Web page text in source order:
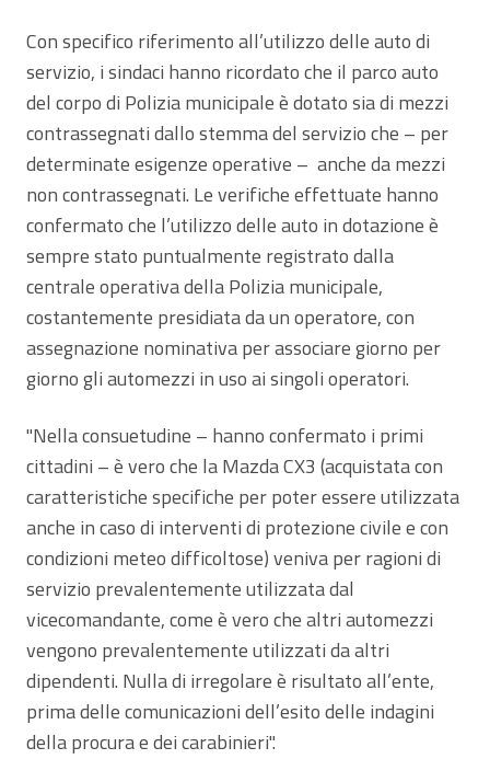
Con specifico riferimento all’utilizzo delle auto di
servizio, i sindaci hanno ricordato che il parco auto
del corpo di Polizia municipale è dotato sia di mezzi
contrassegnati dallo stemma del servizio che – per
determinate esigenze operative – anche da mezzi
non contrassegnati. Le verifiche effettuate hanno
confermato che l’utilizzo delle auto in dotazione è
sempre stato puntualmente registrato dalla
centrale operativa della Polizia municipale,
costantemente presidiata da un operatore, con
assegnazione nominativa per associare giorno per
giorno gli automezzi in uso ai singoli operatori.
"Nella consuetudine – hanno confermato i primi
cittadini – è vero che la Mazda CX3 (acquistata con
caratteristiche specifiche per poter essere utilizzata
anche in caso di interventi di protezione civile e con
condizioni meteo difficoltose) veniva per ragioni di
servizio prevalentemente utilizzata dal
vicecomandante, come è vero che altri automezzi
vengono prevalentemente utilizzati da altri
dipendenti. Nulla di irregolare è risultato all’ente,
prima delle comunicazioni dell’esito delle indagini
della procura e dei carabinieri".